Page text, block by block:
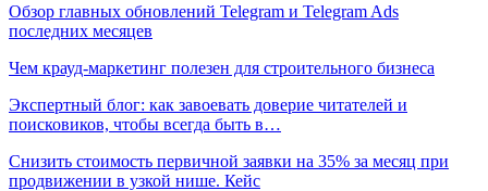
Обзор главных обновлений Telegram и Telegram Ads
последних месяцев
Чем крауд-маркетинг полезен для строительного бизнеса
Экспертный блог: как завоевать доверие читателей и
поисковиков, чтобы всегда быть в…
Снизить стоимость первичной заявки на 35% за месяц при
продвижении в узкой нише. Кейс